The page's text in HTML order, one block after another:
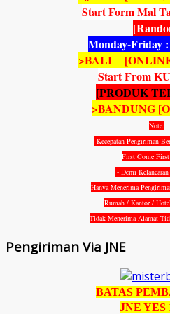
Start Form Mal
Monday-Friday :
>BALI [ONLINE
Start From
[PRODUK
>BANDUNG
Note:
Kecepatan Pengiriman
First Come First
- Demi
Hanya Menerima
Rumah / Kantor /
Tidak Menerima Alamat
Pengiriman Via JNE
BATAS
JNE YES